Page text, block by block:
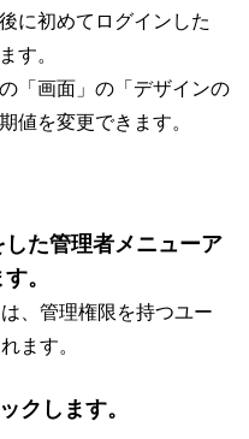
に初めてログインした
す。
「画面」の「デザインの
値を変更できます。
た管理者メニューア
。
、管理権限を持つユー
ます。
クします。